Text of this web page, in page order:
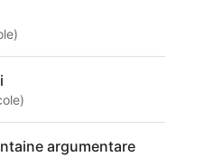
)
)
argumentare